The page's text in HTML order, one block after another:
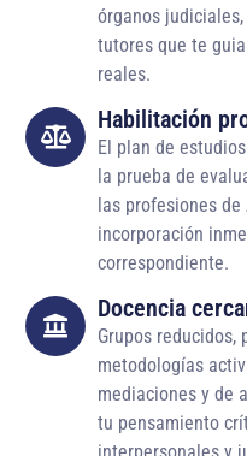
órganos
tutores que te
reales.
Habilitación
El plan de
la prueba de
las profesiones de
incorporación
correspondiente.
Docencia
Grupos reducidos,
metodologías
mediaciones y de
tu pensamiento
interpersonales y